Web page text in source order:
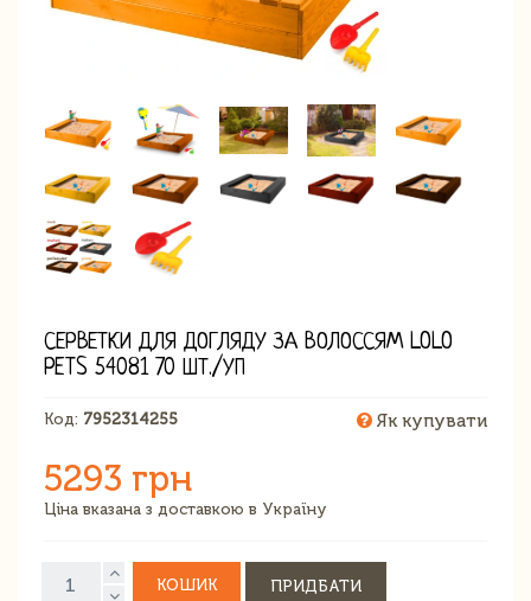
СЕРВЕТКИ ДЛЯ ДОГЛЯДУ ЗА ВОЛОССЯМ LOLO
PETS 54081 70 ШТ./УП
Код: 7952314255 Як купувати
5293 грн
Ціна вказана з доставкою в Україну
КОШИК ПРИДБАТИ